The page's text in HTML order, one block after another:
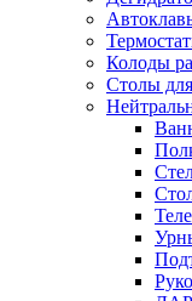
Колоды
Столы